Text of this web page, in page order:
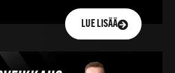
LUE LISÄÄ